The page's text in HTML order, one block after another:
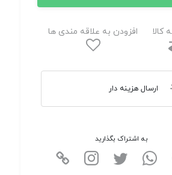
کالا افزودن به علاقه مندی ها
ارسال هزینه دار
به اشتراک بگذارید